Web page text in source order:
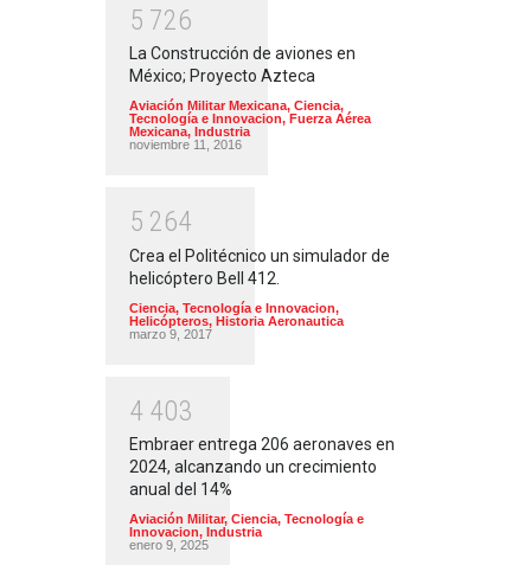
5 726
La Construcción de aviones en
México; Proyecto Azteca
Aviación Militar Mexicana, Ciencia,
Tecnología e Innovacion, Fuerza Aérea
Mexicana, Industria
noviembre 11, 2016
5 264
Crea el Politécnico un simulador de
helicóptero Bell 412.
Ciencia, Tecnología e Innovacion,
Helicópteros, Historia Aeronautica
marzo 9, 2017
4 403
Embraer entrega 206 aeronaves en
2024, alcanzando un crecimiento
anual del 14%
Aviación Militar, Ciencia, Tecnología e
Innovacion, Industria
enero 9, 2025